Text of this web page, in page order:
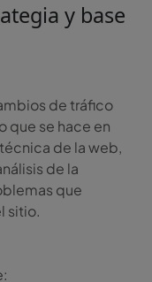
y base
de tráfico
que se hace en
de la web,
de la
que
sitio.